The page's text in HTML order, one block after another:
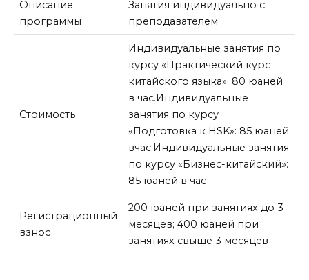
Описание
программы
Занятия индивидуально с
преподавателем
Стоимость
Индивидуальные занятия по
курсу «Практический курс
китайского языка»: 80 юаней
в час.Индивидуальные
занятия по курсу
«Подготовка к HSK»: 85 юаней
вчас.Индивидуальные занятия
по курсу «Бизнес-китайский»:
85 юаней в час
Регистрационный
взнос
200 юаней при занятиях до 3
месяцев; 400 юаней при
занятиях свыше 3 месяцев